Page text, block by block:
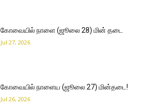
கோவையில் நாளை (ஜூலை 28) மின் தடை
Jul 27, 2026
கோவையில் நாளைய (ஜூலை 27) மின்தடை!
Jul 26, 2026